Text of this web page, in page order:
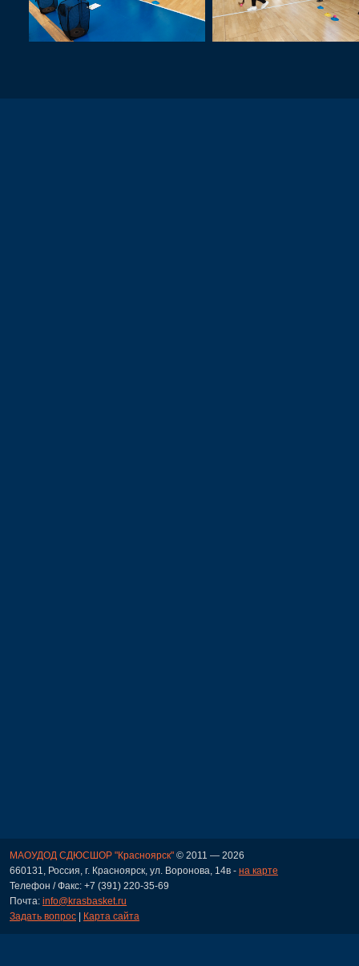
МАОУДОД СДЮСШОР "Красноярск" © 2011 — 2026
660131, Россия, г. Красноярск, ул. Воронова, 14в - на карте
Телефон / Факс: +7 (391) 220-35-69
Почта: info@krasbasket.ru
Задать вопрос | Карта сайта